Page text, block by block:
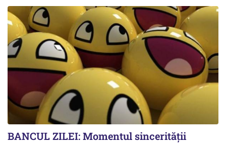
BANCUL ZILEI: Momentul sincerității